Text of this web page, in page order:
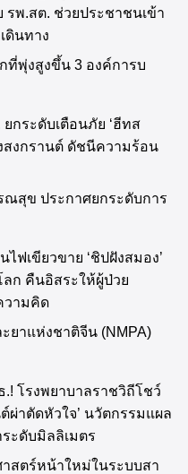
รพ.สต. ช่วยประชาชนเข้า
ดินทาง
ที่พุ่งสูงขึ้น 3 องค์การบ
กระดับเตือนภัย ‘ฮีทส
สงกรานต์ ดัชนีความร้อน
สุข ประกาศยกระดับการ
ฟเขียวขาย ‘ชิปฝังสมอง’
ลก คืนอิสระให้ผู้ป่วย
วามคิด
ยาแห่งชาติจีน (NMPA)
โรงพยาบาลราชวิถีโชว์
ผ่าตัดหัวใจ’ นวัตกรรมแผล
ะดับมิลลิเมตร
าสตร์หน้าใหม่ในระบบสา